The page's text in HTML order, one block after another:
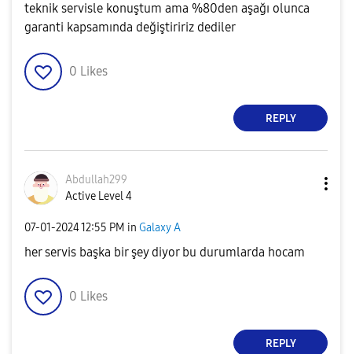
teknik servisle konuştum ama %80den aşağı olunca
garanti kapsamında değiştiririz dediler
0 Likes
REPLY
Abdullah299
Active Level 4
‎07-01-202412:55 PM in Galaxy A
her servis başka bir şey diyor bu durumlarda hocam
0 Likes
REPLY